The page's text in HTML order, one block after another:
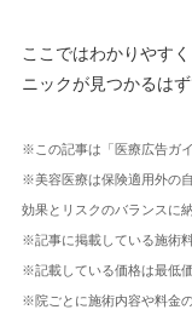
ここではわかりやす
ニックが見つかるはず
※この記事は「医療広告ガ
※美容医療は保険適用外の自
効果とリスクのバランスに
※記事に掲載している施術
※記載している価格は最低
※院ごとに施術内容や料金